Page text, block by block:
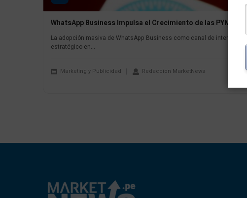
WhatsApp Business Impulsa el Crecimiento de las PYMES
La adopción masiva de WhatsApp Business como canal de
estratégico en...
Marketing y Publicidad Redaccion MarketNews